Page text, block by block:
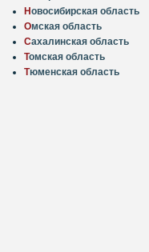
Новосибирская область
Омская область
Сахалинская область
Томская область
Тюменская область